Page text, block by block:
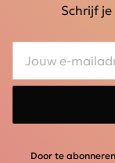
Schrijf
Door te